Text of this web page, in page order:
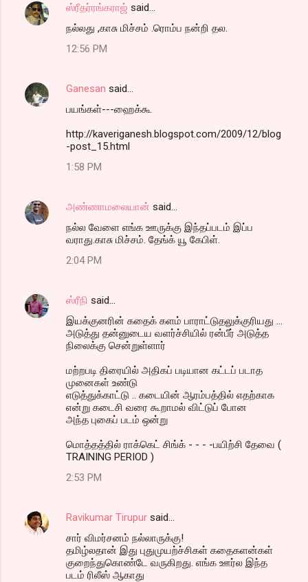
ஸ்ரீதர்ரங்கராஜ் said…
நல்லது ,காசு மிச்சம் .ரொம்ப நன்றி தல.
12:56 PM
Ganesan said…
பயங்கள்---ஹைக்கூ
http://kaveriganesh.blogspot.com/2009/12/blog
-post_15.html
1:58 PM
அண்ணாமலையான் said…
நல்ல வேளை எங்க ஊருக்கு இந்தப்படம் இப்ப
வராது.காசு மிச்சம். தேங்க் யூ கேபிள்.
2:04 PM
ஸ்ரீநி said…
இயக்குனரின் கதைக் களம் பாராட்டுதலுக்குரியது ...
அடுத்து தன்னுடைய வளர்ச்சியில் ரன்பீர் அடுத்த
நிலைக்கு சென்றுள்ளார்
மற்றபடி திரையில் அதிகப் படியான கட்டப் படாத
முனைகள் உண்டு
எடுத்துக்காட்டு .. கடையின் ஆரம்பத்தில் எதற்காக
என்று கடைசி வரை கூறாமல் விட்டுப் போன
அந்த புகைப் படம் ஒன்று
மொத்தத்தில் ராக்கெட் சிங்க் - - - -பயிற்சி தேவை (
TRAINING PERIOD )
2:53 PM
Ravikumar Tirupur said…
சார் விமர்சனம் நல்லாருக்கு!
தமிழ்லதான் இது புதுமுயற்ச்சிகள் கதைகளன்கள்
குறைந்துகொண்டே வருகிறது. எங்க ஊர்ல இந்த
படம் ரிலீஸ் ஆகாது